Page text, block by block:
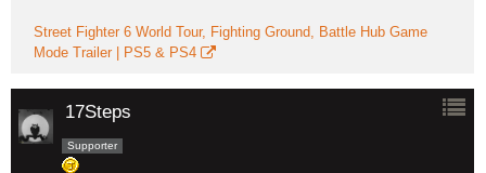
Street Fighter 6 World Tour, Fighting Ground, Battle Hub Game
Mode Trailer | PS5 & PS4
17Steps
Supporter